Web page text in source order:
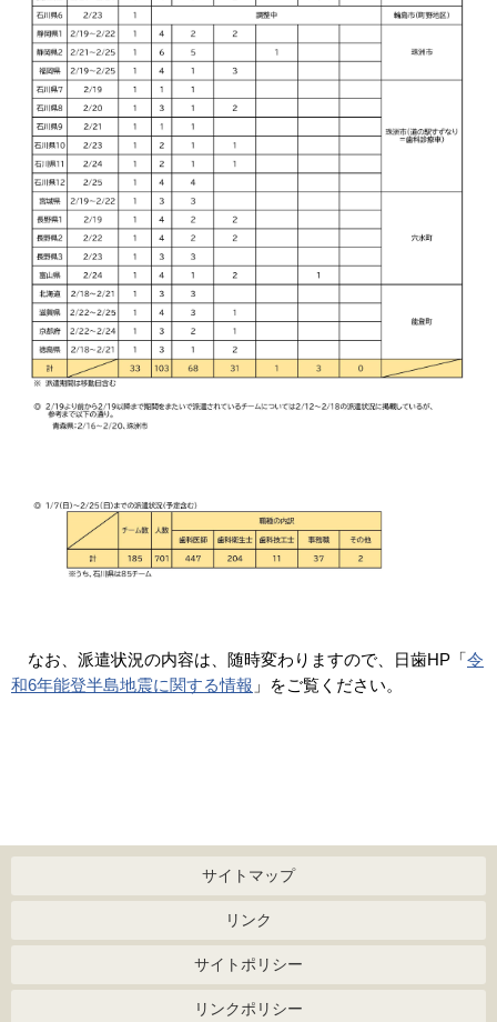
なお、派遣状況の内容は、随時変わりますので、日歯HP「令
和6年能登半島地震に関する情報 」をご覧ください。
サイトマップ
リンク
サイトポリシー
リンクポリシー